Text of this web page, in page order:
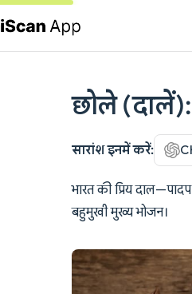
छोले (दालें):
सारांश इनमें करें:
भारत की प्रिय
बहुमुखी मुख्य भोजन।